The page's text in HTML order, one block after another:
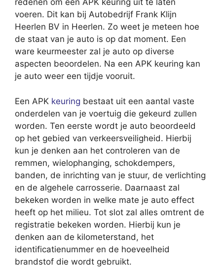
redenen om een APK keuring uit te laten
voeren. Dit kan bij Autobedrijf Frank Klijn
Heerlen BV in Heerlen. Zo weet je meteen hoe
de staat van je auto is op dat moment. Een
ware keurmeester zal je auto op diverse
aspecten beoordelen. Na een APK keuring kan
je auto weer een tijdje vooruit.
Een APK keuring bestaat uit een aantal vaste
onderdelen van je voertuig die gekeurd zullen
worden. Ten eerste wordt je auto beoordeeld
op het gebied van verkeersveiligheid. Hierbij
kun je denken aan het controleren van de
remmen, wielophanging, schokdempers,
banden, de inrichting van je stuur, de verlichting
en de algehele carrosserie. Daarnaast zal
bekeken worden in welke mate je auto effect
heeft op het milieu. Tot slot zal alles omtrent de
registratie bekeken worden. Hierbij kun je
denken aan de kilometerstand, het
identificatienummer en de hoeveelheid
brandstof die wordt gebruikt.